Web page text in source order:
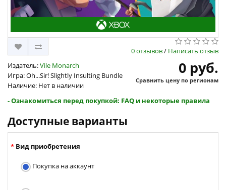
0 отзывов/ Написать отзыв
Издатель:Vile Monarch
Игра: Oh...Sir! Slightly Insulting Bundle
Наличие: Нет в наличии
0 руб.
Сравнить цену по регионам
- Ознакомиться перед покупкой: FAQ и некоторые правила
Доступные варианты
Вид приобретения
Покупка на аккаунт